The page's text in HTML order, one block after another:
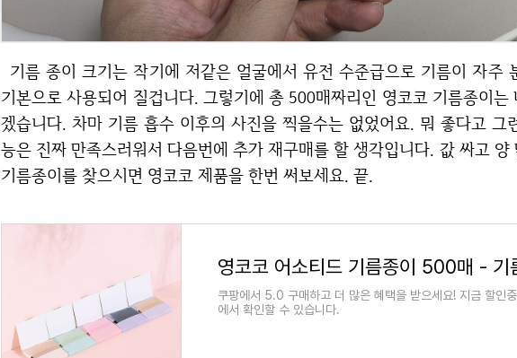
기름 종이 크기는 작기에 저같은 얼굴에서 유전 수준급으로 기름이 자주 분출되시는 분들은 2~3장은
기본으로 사용되어 질겁니다. 그렇기에 총 500매짜리인 영코코 기름종이는
겠습니다. 차마 기름 흡수 이후의 사진을 찍을수는 없었어요. 뭐 좋다고 그
능은 진짜 만족스러워서 다음번에 추가 재구매를 할 생각입니다. 값 싸고
기름종이를 찾으시면 영코코 제품을 한번 써보세요. 끝.
영코코 어소티드 기름종이 500매 - 기
쿠팡에서 5.0 구매하고 더 많은 혜택을 받으세요! 지금 할인
에서 확인할 수 있습니다.